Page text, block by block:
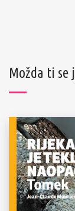
Možda ti se